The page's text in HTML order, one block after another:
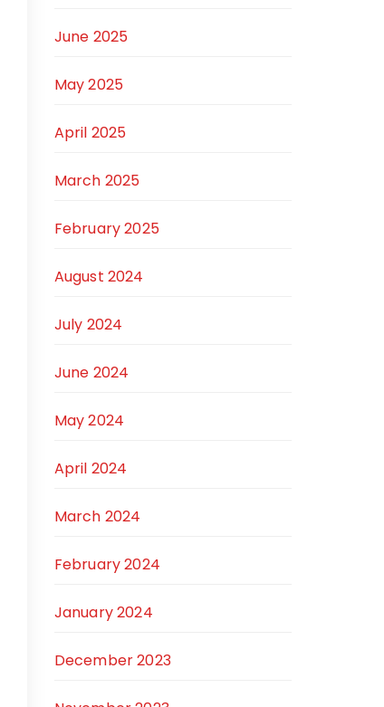
June 2025
May 2025
April 2025
March 2025
February 2025
August 2024
July 2024
June 2024
May 2024
April 2024
March 2024
February 2024
January 2024
December 2023